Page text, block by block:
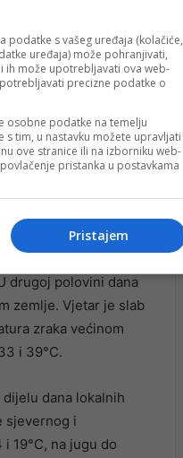
Najniža
navedeno je u
drugoj polovini dana
zemlje. Vjetar je slab
zraka većinom
i 39°C.
dana lokalnih
sjevernog i
19°C, na jugu do
podatke s vašeg uređaja (kolačiće,
uređaja) može pohranjivati,
ih može upotrebljavati ova web-
precizne podatke o
osobne podatke na temelju
s tim, u nastavku možete upravljati
ove stranice ili na izborniku web-
pristanka u postavkama
Pristajem